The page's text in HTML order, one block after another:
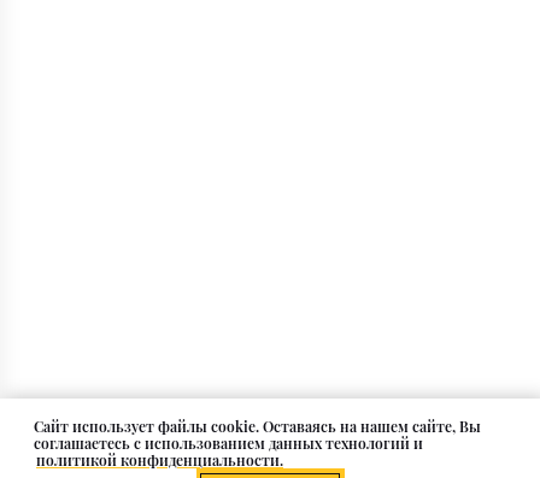
Cайт использует файлы cookie. Оставаясь на нашем сайте, Вы
соглашаетесь с использованием данных технологий и
политикой конфиденциальности.